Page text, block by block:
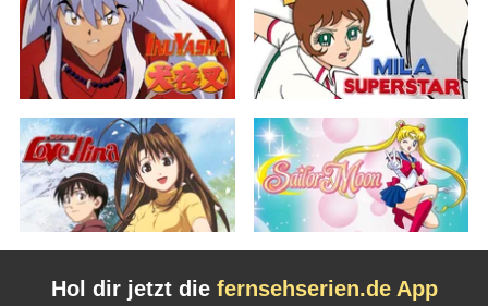
Hol dir jetzt die fernsehserien.de App